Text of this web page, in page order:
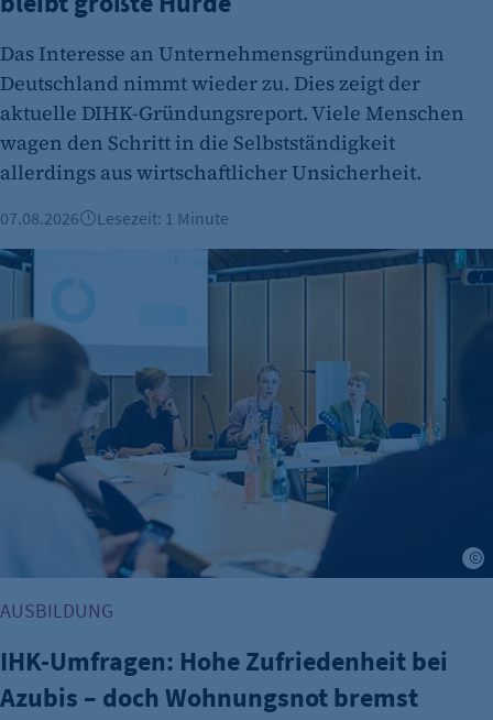
Das Interesse an Unternehmensgründungen in
Deutschland nimmt wieder zu. Dies zeigt der
aktuelle DIHK-Gründungsreport. Viele Menschen
wagen den Schritt in die Selbstständigkeit
allerdings aus wirtschaftlicher Unsicherheit.
07.08.2026 Lesezeit: 1 Minute
IHK-Umfragen: Hohe Zufriedenheit bei Azubis – doch
AUSBILDUNG
IHK-Umfragen: Hohe Zufriedenheit bei
Azubis – doch Wohnungsnot bremst